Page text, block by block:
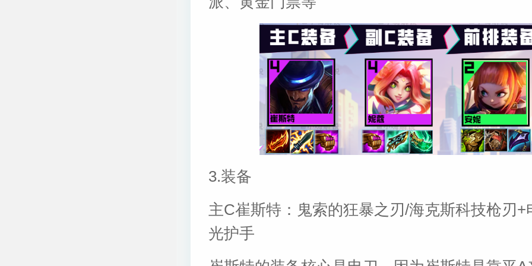
3.装备
主C崔斯特：鬼索的狂暴之刃/海克斯科技枪刃+
光护手